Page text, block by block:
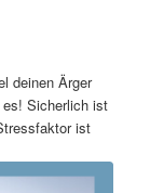
deinen Ärger
Sicherlich ist
ist